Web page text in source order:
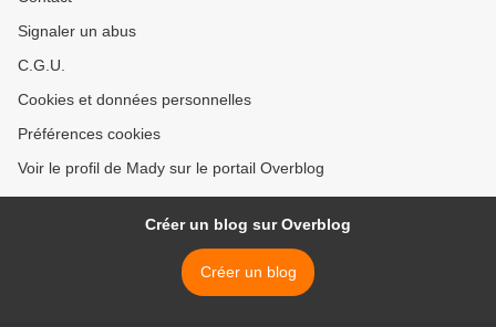
Signaler un abus
C.G.U.
Cookies et données personnelles
Préférences cookies
Voir le profil de Mady sur le portail Overblog
Créer un blog sur Overblog
Créer un blog